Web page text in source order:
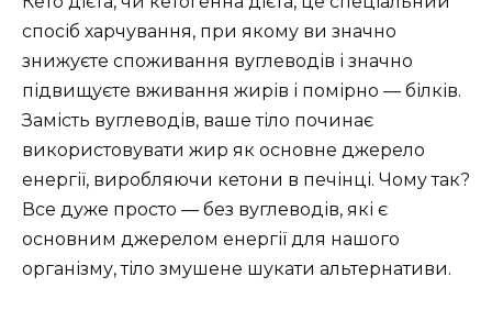
спосіб харчування, при якому ви значно
знижуєте споживання вуглеводів і значно
підвищуєте вживання жирів і помірно — білків.
Замість вуглеводів, ваше тіло починає
використовувати жир як основне джерело
енергії, виробляючи кетони в печінці. Чому так?
Все дуже просто — без вуглеводів, які є
основним джерелом енергії для нашого
організму, тіло змушене шукати альтернативи.